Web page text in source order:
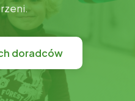
doradców